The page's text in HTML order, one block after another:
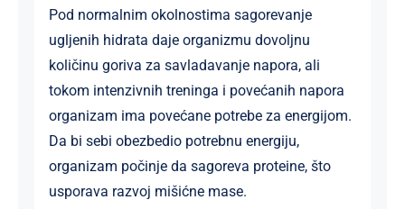
Pod normalnim okolnostima sagorevanje
ugljenih hidrata daje organizmu dovoljnu
količinu goriva za savladavanje napora, ali
tokom intenzivnih treninga i povećanih napora
organizam ima povećane potrebe za energijom.
Da bi sebi obezbedio potrebnu energiju,
organizam počinje da sagoreva proteine, što
usporava razvoj mišićne mase.